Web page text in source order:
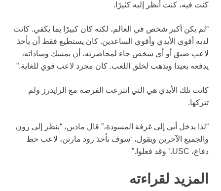
كنت فيه، كنت أنظر إليه كثيرًا.
“لم يكن أكبر شخص في العالم، لكنه كان كبيرًا بما يكفي. كانت
لديه أقوى الأيدي وأقوى الساعدين. كان يستطيع فقط أن يأخذ
لاعب ضيق أو أي شخص جاء لمحاصرته، أن يمسك وساداته،
يدفعه بعيدا ويذهب لخلق اللعب. كان مجرد لاعب قوي للغاية.”
كانت تلك الأيدي هي التي انتزعت الفرصة مع الرايدرز ولم
تتركها.
“لذا يدخل أبي إلى غرفة المسودة،” قال مادين، “ينظر إلى رون
والجميع الآخرين ويقول، ‘سوف نأخذ رود مارتن، لاعب خط
دفاع، USC.’ وقد فعلوا.”
المزيد لقراءته